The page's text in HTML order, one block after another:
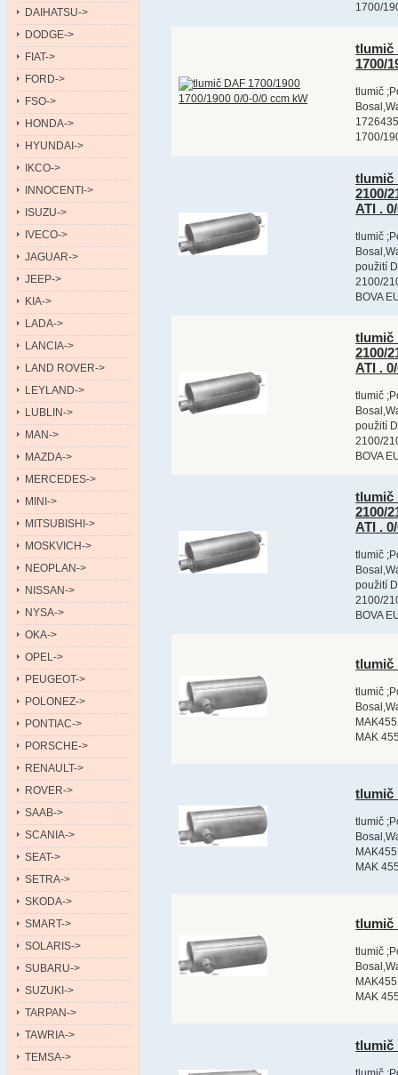
DAIHATSU->
DODGE->
FIAT->
FORD->
FSO->
HONDA->
HYUNDAI->
IKCO->
INNOCENTI->
ISUZU->
IVECO->
JAGUAR->
JEEP->
KIA->
LADA->
LANCIA->
LAND ROVER->
LEYLAND->
LUBLIN->
MAN->
MAZDA->
MERCEDES->
MINI->
MITSUBISHI->
MOSKVICH->
NEOPLAN->
NISSAN->
NYSA->
OKA->
OPEL->
PEUGEOT->
POLONEZ->
PONTIAC->
PORSCHE->
RENAULT->
ROVER->
SAAB->
SCANIA->
SEAT->
SETRA->
SKODA->
SMART->
SOLARIS->
SUBARU->
SUZUKI->
TARPAN->
TAWRIA->
TEMSA->
1700/
tlumič
1700/
tlumič
1700/
tlumič
2100/
ATI .
tlumič
použití
2100/
BOVA
tlumič
2100/
ATI .
tlumič
použití
2100/
BOVA
tlumič
2100/
ATI .
tlumič
použití
2100/
BOVA
tlumič
tlumič
MAK
tlumič
tlumič
MAK
tlumič
tlumič
MAK
tlumič